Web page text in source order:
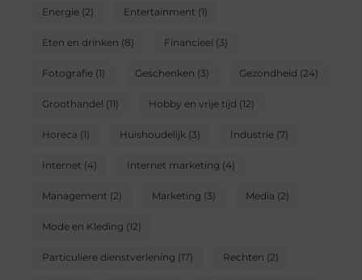
Energie(2) Entertainment (1)
Eten en drinken (8) Financieel (3)
Fotografie(1) Geschenken (3) Gezondheid (24)
Groothandel (11) Hobby en vrije tijd (12)
Horeca (1) Huishoudelijk(3) Industrie(7)
Internet (4) Internet marketing (4)
Management (2) Marketing (3) Media (2)
Mode en Kleding (12)
Particuliere dienstverlening (17) Rechten (2)